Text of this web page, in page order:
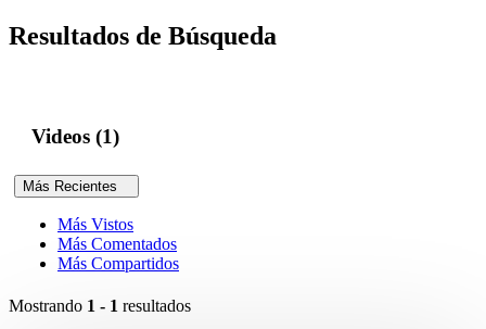
Resultados de Búsqueda
Videos (1)
Más Recientes
Más Vistos
Más Comentados
Más Compartidos
Mostrando 1 - 1 resultados